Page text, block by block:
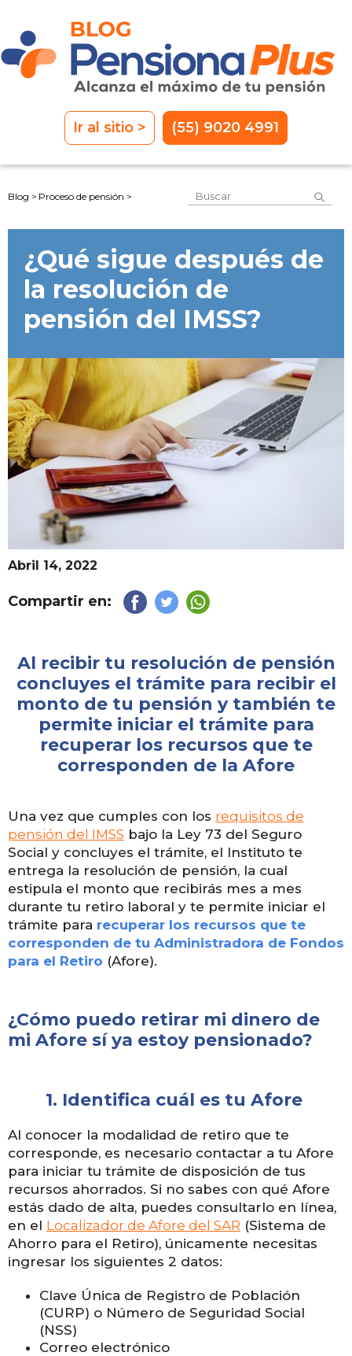
Ir al sitio > (55) 9020 4991
Blog > Proceso de pensión > Este es un campo
¿Qué sigue después de
la resolución de
pensión del IMSS?
Abril 14, 2022
Compartir en:
Al recibir tu resolución de pensión
concluyes el trámite para recibir el
monto de tu pensión y también te
permite iniciar el trámite para
recuperar los recursos que te
corresponden de la Afore
Una vez que cumples con los requisitos de
pensión del IMSS bajo la Ley 73 del Seguro
Social y concluyes el trámite, el Instituto te
entrega la resolución de pensión, la cual
estipula el monto que recibirás mes a mes
durante tu retiro laboral y te permite iniciar el
trámite para recuperar los recursos que te
corresponden de tu Administradora de Fondos
para el Retiro (Afore).
¿Cómo puedo retirar mi dinero de
mi Afore sí ya estoy pensionado?
1. Identifica cuál es tu Afore
Al conocer la modalidad de retiro que te
corresponde, es necesario contactar a tu Afore
para iniciar tu trámite de disposición de tus
recursos ahorrados. Si no sabes con qué Afore
estás dado de alta, puedes consultarlo en línea,
en el Localizador de Afore del SAR (Sistema de
Ahorro para el Retiro), únicamente necesitas
ingresar los siguientes 2 datos:
Clave Única de Registro de Población
(CURP) o Número de Seguridad Social
(NSS)
Correo electrónico